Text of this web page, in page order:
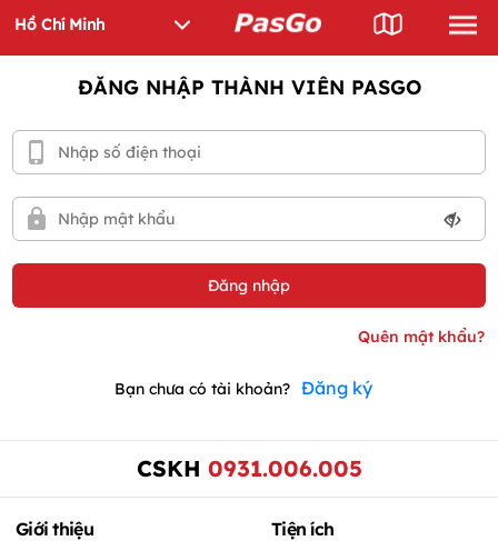
ĐĂNG NHẬP THÀNH VIÊN PASGO
Bạn chưa có tài khoản? Đăng ký
CSKH 0931.006.005
Giới thiệu Tiện ích